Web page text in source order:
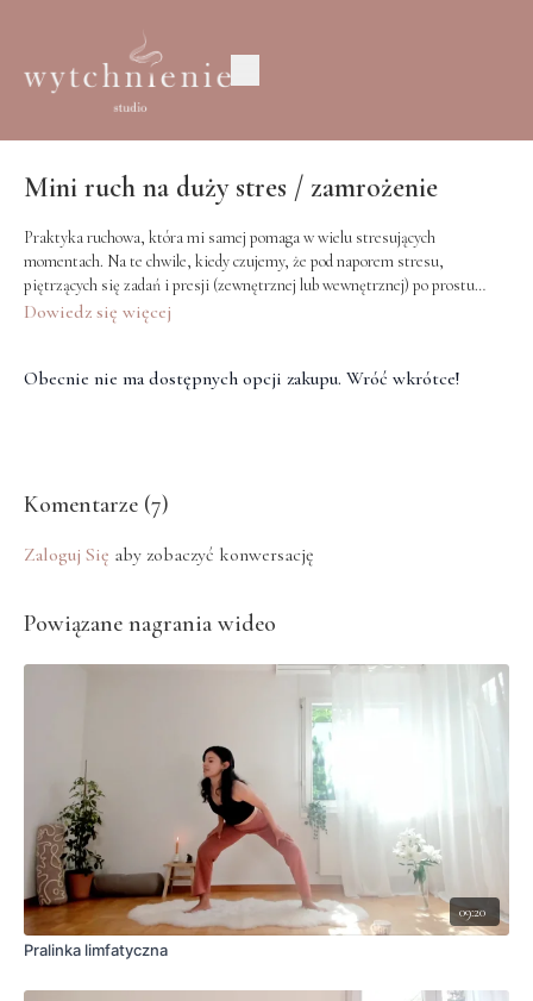
Mini ruch na duży stres / zamrożenie
Praktyka ruchowa, która mi samej pomaga w wielu stresujących
momentach. Na te chwile, kiedy czujemy, że pod naporem stresu,
piętrzących się zadań i presji (zewnętrznej lub wewnętrznej) po prostu
utykamy, ciężej się oddycha i nie wiemy jak sobie pomóc.
Dowiedz się więcej
Obecnie nie ma dostępnych opcji zakupu. Wróć wkrótce!
Komentarze (7)
Zaloguj Się aby zobaczyć konwersację
Powiązane nagrania wideo
09:20
Pralinka limfatyczna